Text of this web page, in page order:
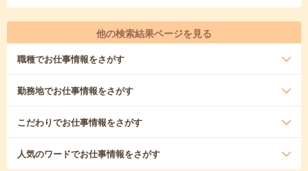
他の検索結果ページを見る
職種でお仕事情報をさがす
勤務地でお仕事情報をさがす
こだわりでお仕事情報をさがす
人気のワードでお仕事情報をさがす